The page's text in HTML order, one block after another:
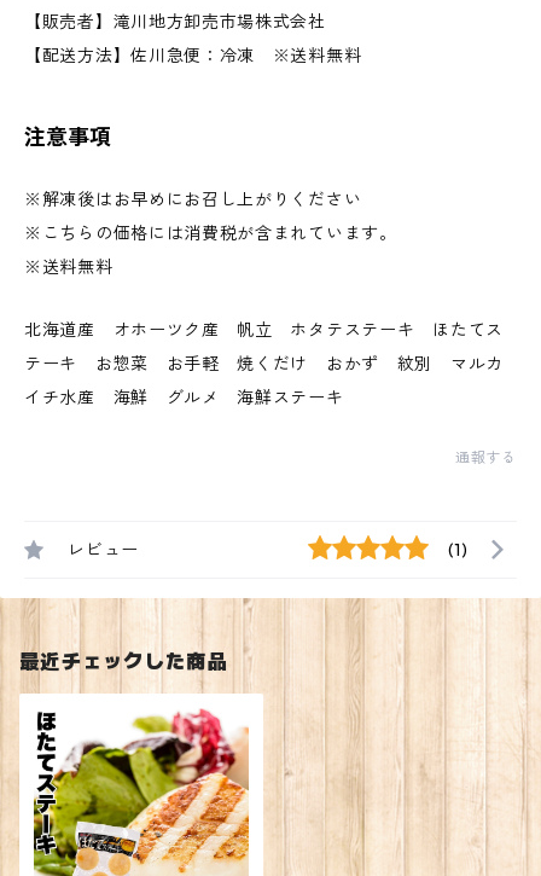
【販売者】滝川地方卸売市場株式会社
【配送方法】佐川急便：冷凍 ※送料無料
注意事項
※解凍後はお早めにお召し上がりください
※こちらの価格には消費税が含まれています。
※送料無料
北海道産 オホーツク産 帆立 ホタテステーキ ほたてス
テーキ お惣菜 お手軽 焼くだけ おかず 紋別 マルカ
イチ水産 海鮮 グルメ 海鮮ステーキ
通報する
レビュー (1)
最近チェックした商品